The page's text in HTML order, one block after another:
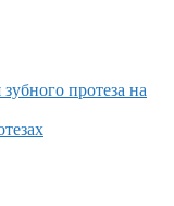
протеза на